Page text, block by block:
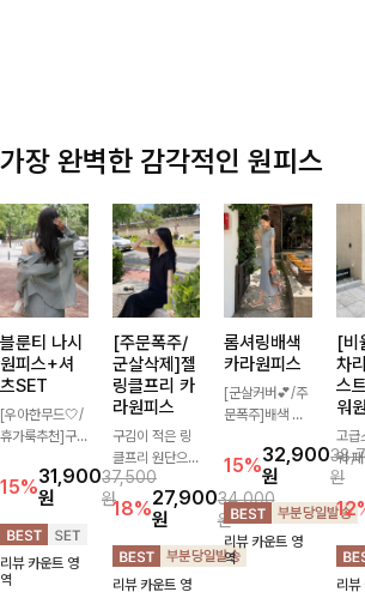
가장 완벽한 감각적인 원피스
블룬티 나시
원피스+셔
츠SET
[우아한무드🤍/
휴가룩추천]구
소재의 나시원피
스+셔츠 조합으
로 코디 걱정없
이 여성스럽고
편안하게 즐길
수 있는 아이템
15%31,900
원
37,500
원
리뷰 카운트 영
역
[주문폭주/
군살삭제]젤
링클프리 카
라원피스
구김이 적은 링
클프리 원단으로
항상 깔끔하게
착용 가능하며
일자로 떨어지는
넉넉한 핏으로
군살을 완벽히
커버해주는 원피
18%27,900
원
34,000
원
리뷰 카운트 영
롬셔링배색
카라원피스
[군살커버💕/주
문폭주]배색 카
패턴으로 캐주얼
한 무드를 더한
롱 원피스 🖤 셔
링 디테일과 쫀
쫀한 스판 소재
로 편안하면서도
15%32,900
원
원
리뷰 카운트 영
역
[비
차
스
워
고급
워
자인
러우
분위
며
장되
하게
리뷰